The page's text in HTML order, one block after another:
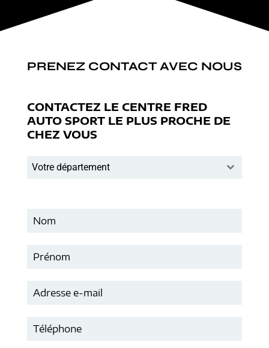
PRENEZ CONTACT AVEC NOUS
CONTACTEZ LE CENTRE FRED
AUTO SPORT LE PLUS PROCHE DE
CHEZ VOUS
Votre département